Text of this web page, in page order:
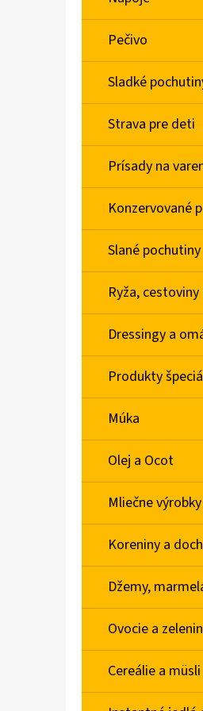
Pečivo
Sladké
Strava pre deti
Prísady na
Konzervované
Slané pochutiny
Ryža,
Dressingy a
Produkty
Múka
Olej a Ocot
Mliečne
Koreniny a
Džemy,
Ovocie a
Cereálie a müsli
MANDĽA 400ML